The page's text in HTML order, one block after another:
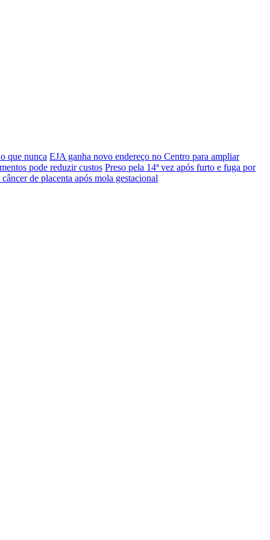
que nunca EJA ganha novo endereço no Centro para ampliar
pode reduzir custos Preso pela 14ª vez após furto e fuga por
de placenta após mola gestacional